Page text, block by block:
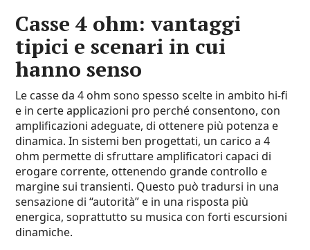
Casse 4 ohm: vantaggi
tipici e scenari in cui
hanno senso
Le casse da 4 ohm sono spesso scelte in ambito hi-fi
e in certe applicazioni pro perché consentono, con
amplificazioni adeguate, di ottenere più potenza e
dinamica. In sistemi ben progettati, un carico a 4
ohm permette di sfruttare amplificatori capaci di
erogare corrente, ottenendo grande controllo e
margine sui transienti. Questo può tradursi in una
sensazione di “autorità” e in una risposta più
energica, soprattutto su musica con forti escursioni
dinamiche.